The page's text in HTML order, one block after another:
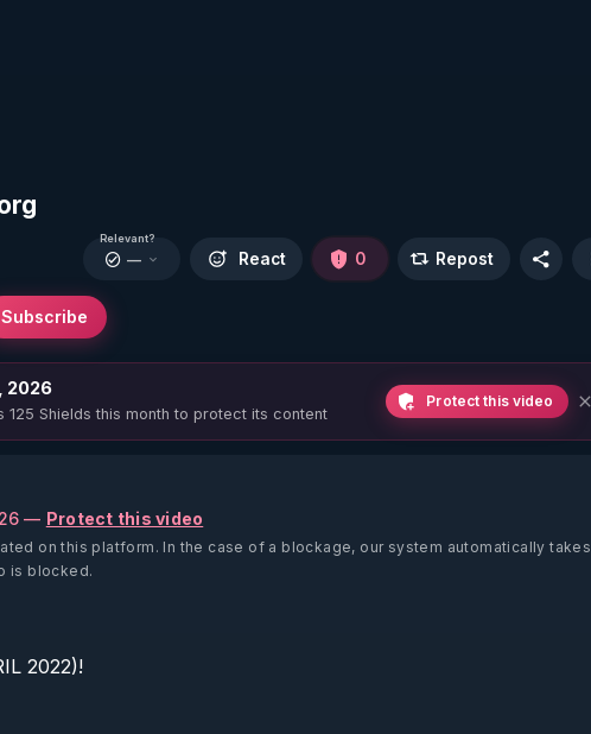
Subscribe
Relevant?
— React 0 Repost
2026
125 Shields this month to protect its content
Protect this video
— Protect this video
on this platform. In the case of a blockage, our system automatically takes
is blocked.
2022)!